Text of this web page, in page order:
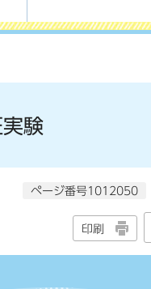
験
ページ番号1012050
印刷